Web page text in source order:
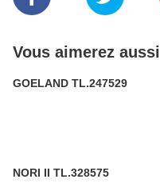
Vous aimerez aussi
GOELAND TL.247529
NORI II TL.328575